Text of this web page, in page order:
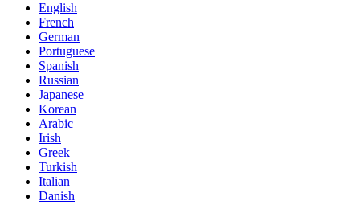
English
French
German
Portuguese
Spanish
Russian
Japanese
Korean
Arabic
Irish
Greek
Turkish
Italian
Danish